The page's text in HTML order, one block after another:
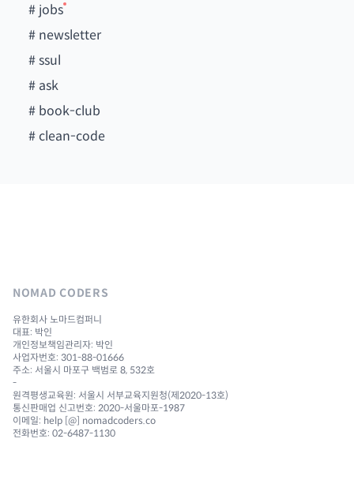
# jobs
# newsletter
#ssul
# ask
# book-club
#clean-code
NOMAD CODERS
유한회사 노마드컴퍼니
대표: 박인
개인정보책임관리자: 박인
사업자번호: 301-88-01666
주소: 서울시 마포구 백범로 8, 532호
-
원격평생교육원: 서울시 서부교육지원청(제2020-13호)
통신판매업 신고번호: 2020-서울마포-1987
이메일: help [@] nomadcoders.co
전화번호: 02-6487-1130